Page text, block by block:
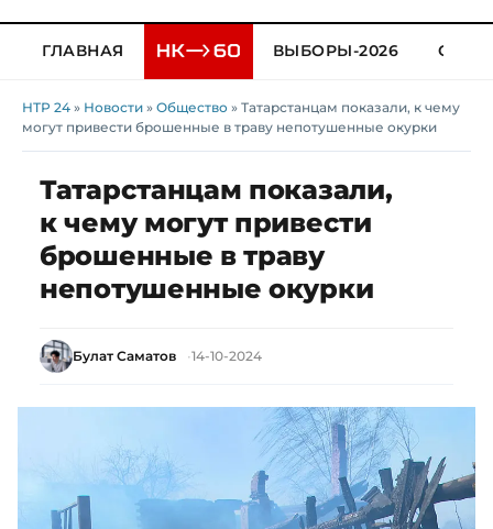
ГЛАВНАЯ ВЫБОРЫ-2026
НТР 24 » Новости » Общество » Татарстанцам показали, к чему
могут привести брошенные в траву непотушенные окурки
Татарстанцам показали,
к чему могут привести
брошенные в траву
непотушенные окурки
Булат Саматов 14-10-2024